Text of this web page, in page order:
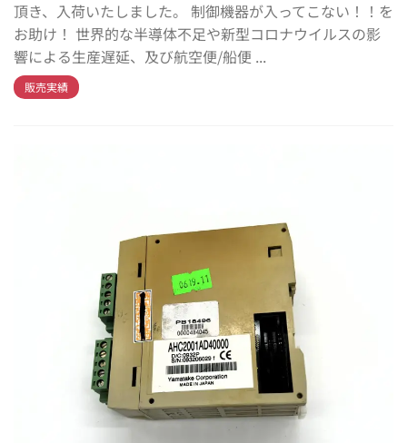
頂き、入荷いたしました。 制御機器が入ってこない！！を
お助け！ 世界的な半導体不足や新型コロナウイルスの影
響による生産遅延、及び航空便/船便 ...
販売実績